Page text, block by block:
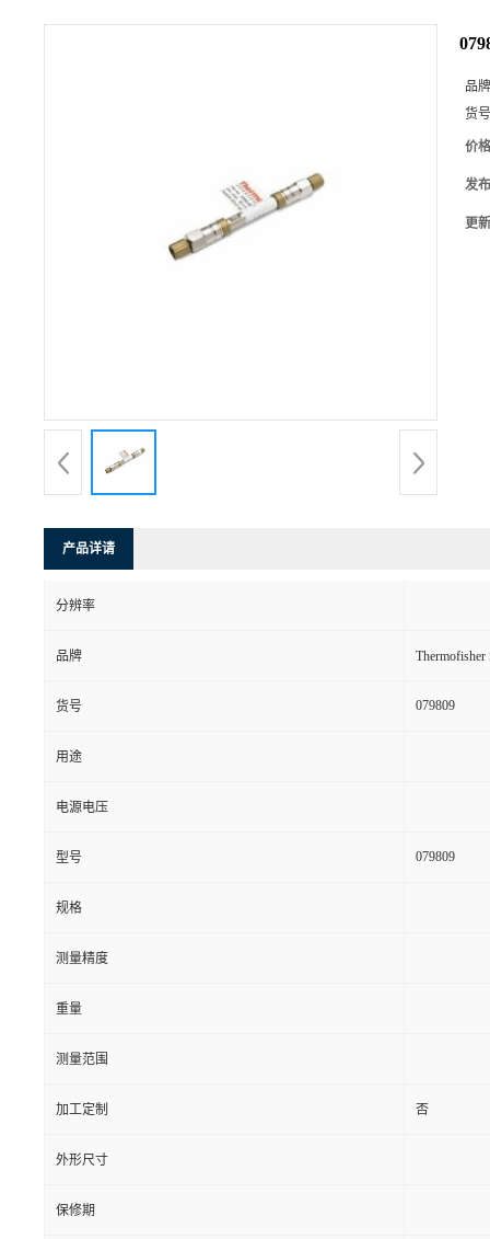
品
货
价
发
更
产品详请
分辨率
品牌
货号 079809
用途
电源电压
型号 079809
规格
测量精度
重量
测量范围
加工定制 否
外形尺寸
保修期